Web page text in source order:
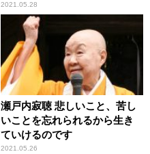
2021.05.28
瀬戸内寂聴 悲しいこと、苦し
いことを忘れられるから生き
ていけるのです
2021.05.26